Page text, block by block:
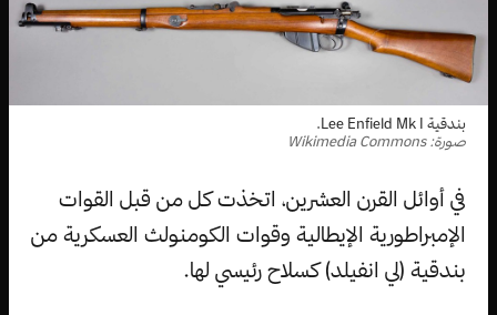
بندقية Lee Enfield Mk I.
صورة: Wikimedia Commons
في أوائل القرن العشرين، اتخذت كل من قبل القوات
الإمبراطورية الإيطالية وقوات الكومنولث العسكرية من
بندقية (لي انفيلد) كسلاح رئيسي لها.